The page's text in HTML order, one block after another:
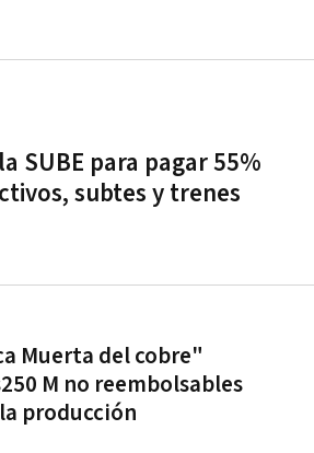
SUBE para pagar 55%
subtes y trenes
Muerta del cobre"
M no reembolsables
producción